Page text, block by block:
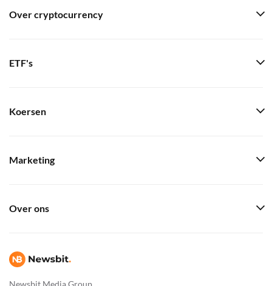
Newsbit Media Group
Over cryptocurrency
ETF's
Koersen
Marketing
Over ons